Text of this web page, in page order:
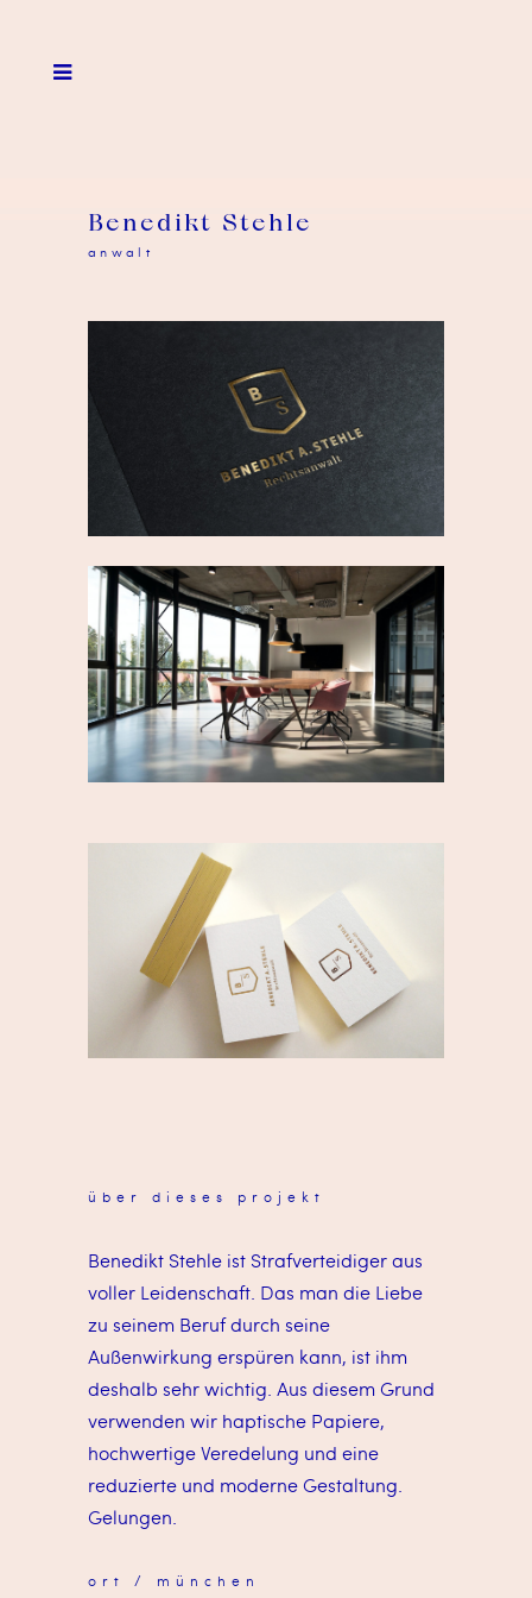
Benedikt Stehle
anwalt
über dieses projekt
Benedikt Stehle ist Strafverteidiger aus
voller Leidenschaft. Das man die Liebe
zu seinem Beruf durch seine
Außenwirkung erspüren kann, ist ihm
deshalb sehr wichtig. Aus diesem Grund
verwenden wir haptische Papiere,
hochwertige Veredelung und eine
reduzierte und moderne Gestaltung.
Gelungen.
ort / münchen